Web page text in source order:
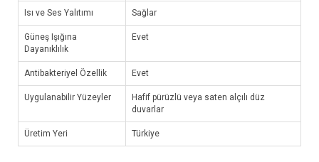
Isı ve Ses Yalıtımı Sağlar
Güneş Işığına
Dayanıklılık
Evet
Antibakteriyel Özellik Evet
Uygulanabilir Yüzeyler
Hafif pürüzlü veya saten alçılı düz
duvarlar
Üretim Yeri Türkiye